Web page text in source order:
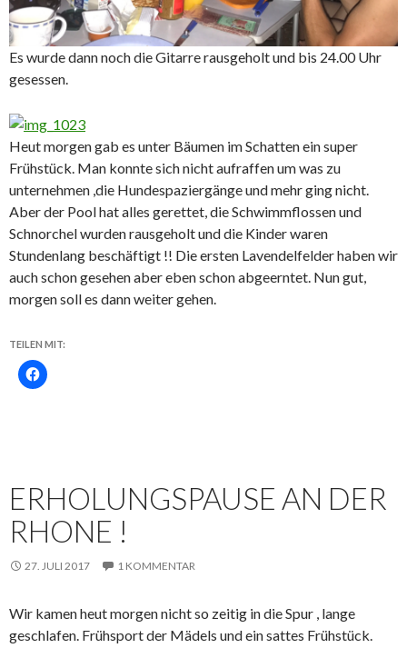
Es wurde dann noch die Gitarre rausgeholt und bis 24.00 Uhr
gesessen.
Heut morgen gab es unter Bäumen im Schatten ein super
Frühstück. Man konnte sich nicht aufraffen um was zu
unternehmen ,die Hundespaziergänge und mehr ging nicht.
Aber der Pool hat alles gerettet, die Schwimmflossen und
Schnorchel wurden rausgeholt und die Kinder waren
Stundenlang beschäftigt !! Die ersten Lavendelfelder haben wir
auch schon gesehen aber eben schon abgeerntet. Nun gut,
morgen soll es dann weiter gehen.
TEILEN MIT:
ERHOLUNGSPAUSE AN DER
RHONE !
27. JULI 2017 1 KOMMENTAR
Wir kamen heut morgen nicht so zeitig in die Spur , lange
geschlafen. Frühsport der Mädels und ein sattes Frühstück.